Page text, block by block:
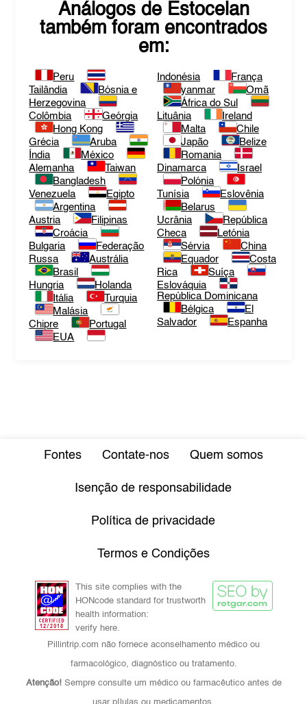
Análogos de Estocelan
também foram encontrados
em:
Peru
Tailândia
Bósnia e
Herzegovina
Colômbia
Geórgia
Hong Kong
Grécia
Aruba
Índia
México
Alemanha
Taiwan
Bangladesh
Venezuela
Egipto
Argentina
Austria
Filipinas
Croácia
Bulgaria
Federação
Russa
Austrália
Brasil
Hungria
Holanda
Itália
Turquia
Malásia
Chipre
Portugal
EUA
Indonésia
França
yanmar
Omã
África do Sul
Lituânia
Ireland
Malta
Chile
Japão
Belize
Romania
Dinamarca
Israel
Polónia
Tunísia
Eslovênia
Belarus
Ucrânia
República
Checa
Letónia
Sérvia
China
Equador
Costa
Rica
Suíça
Eslováquia
República Dominicana
Bélgica
El
Salvador
Espanha
Fontes Contate-nos Quem somos
Isenção de responsabilidade
Política de privacidade
Termos e Condições
This site complies with the
HONcode standard for trustworth
health information:
verify here.
Pillintrip.com não fornece aconselhamento médico ou
farmacológico, diagnóstico ou tratamento.
Atenção! Sempre consulte um médico ou farmacêutico antes de